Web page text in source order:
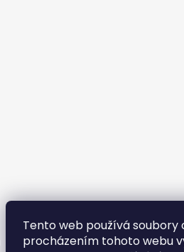
Tento web používá soubory
procházením tohoto webu